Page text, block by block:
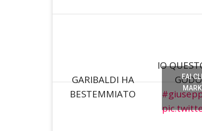
GARIBALDI HA
BESTEMMIATO
IO
FAI